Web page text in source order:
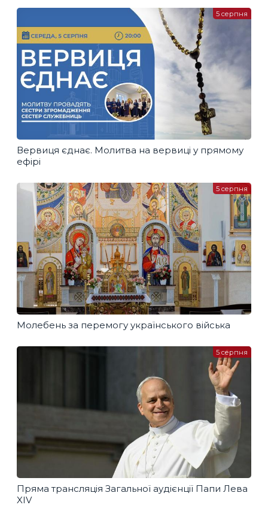
Вервиця єднає. Молитва на вервиці у прямому
ефірі
5 серпня
Молебень за перемогу українського війська
5 серпня
Пряма трансляція Загальної аудієнції Папи Лева
XIV
5 серпня